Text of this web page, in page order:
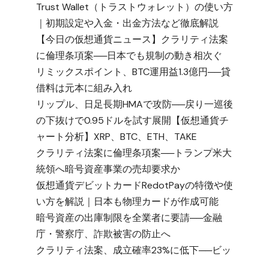
Trust Wallet（トラストウォレット）の使い方
｜初期設定や入金・出金方法など徹底解説
【今日の仮想通貨ニュース】クラリティ法案
に倫理条項案──日本でも規制の動き相次ぐ
リミックスポイント、BTC運用益1.3億円──貸
借料は元本に組み入れ
リップル、日足長期HMAで攻防──戻り一巡後
の下抜けで0.95ドルを試す展開【仮想通貨チ
ャート分析】XRP、BTC、ETH、TAKE
クラリティ法案に倫理条項案──トランプ米大
統領へ暗号資産事業の売却要求か
仮想通貨デビットカードRedotPayの特徴や使
い方を解説｜日本も物理カードが作成可能
暗号資産の出庫制限を全業者に要請──金融
庁・警察庁、詐欺被害の防止へ
クラリティ法案、成立確率23%に低下──ビッ